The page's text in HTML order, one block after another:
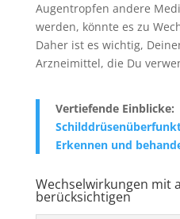
Augentropfen andere
werden, könnte es zu
Daher ist es wichtig,
Arzneimittel, die Du
Vertiefende Einblicke:
Erkennen und
Wechselwirkungen mit
berücksichtigen